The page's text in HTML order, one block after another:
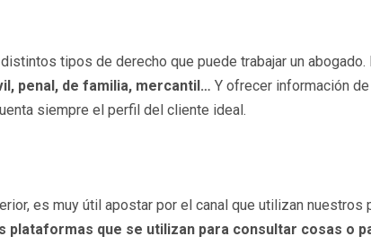
tipos de derecho que puede trabajar un
penal, de familia, mercantil… Y ofrecer información
siempre el perfil del cliente ideal.
es muy útil apostar por el canal que utilizan nuestros
plataformas que se utilizan para consultar cosas o